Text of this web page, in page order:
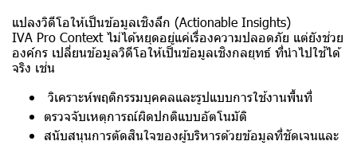
แปลงวิดีโอให้เป็นข้อมูลเชิงลึก (Actionable Insights)
IVA Pro Context ไม่ได้หยุดอยู่แค่เรื่องความปลอดภัย แต่ยังช่วย
องค์กร เปลี่ยนข้อมูลวิดีโอให้เป็นข้อมูลเชิงกลยุทธ์ ที่นำไปใช้ได้
จริง เช่น
วิเคราะห์พฤติกรรมบุคคลและรูปแบบการใช้งานพื้นที่
ตรวจจับเหตุการณ์ผิดปกติแบบอัตโนมัติ
สนับสนุนการตัดสินใจของผู้บริหารด้วยข้อมูลที่ชัดเจนและ